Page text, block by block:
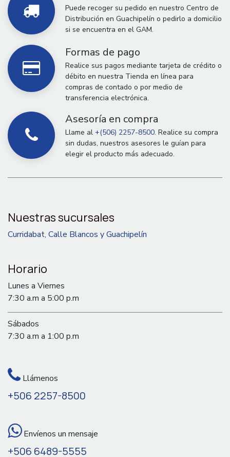
Puede recoger su pedido en nuestro Centro de
Distribución en Guachipelín o pedirlo a domicilio
si se encuentra en el GAM.
Formas de pago
Realice sus pagos mediante tarjeta de crédito o
débito en nuestra Tienda en línea para
compras de contado o por medio de
transferencia electrónica.
Asesoría en compra
Llame al +(506) 2257-8500. Realice su compra
sin dudas, nuestros asesores le guían para
elegir el producto más adecuado.
Nuestras sucursales
Curridabat, Calle Blancos y Guachipelín
Horario
Lunes a Viernes
7:30 a.m a 5:00 p.m
Sábados
7:30 a.m a 1:00 p.m
Llámenos
+506 2257-8500
Envíenos un mensaje
+506 6489-5555